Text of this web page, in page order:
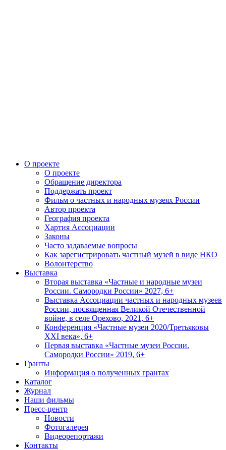
О проекте
О проекте
Обращение директора
Поддержать проект
Фильм о частных и народных музеях России
Автор проекта
География проекта
Хартия Ассоциации
Законы
Часто задаваемые вопросы
Как зарегистрировать частный музей в виде НКО
Волонтерство
Выставка
Вторая выставка «Частные и народные музеи
России. Самородки России» 2027, 6+
Выставка Ассоциации частных и народных музеев
России, посвященная Великой Отечественной
войне, в селе Орехово, 2021, 6+
Конференция «Частные музеи 2020/Третьяковы
XXI века», 6+
Первая выставка «Частные музеи России.
Самородки России» 2019, 6+
Гранты
Информация о полученных грантах
Каталог
Журнал
Наши фильмы
Пресс-центр
Новости
Фотогалерея
Видеорепортажи
Контакты